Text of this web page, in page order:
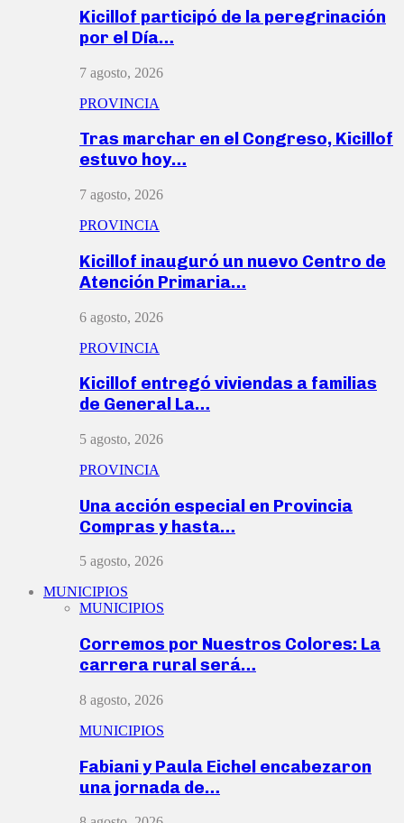
Kicillof participó de la peregrinación
por el Día…
7 agosto, 2026
PROVINCIA
Tras marchar en el Congreso, Kicillof
estuvo hoy…
7 agosto, 2026
PROVINCIA
Kicillof inauguró un nuevo Centro de
Atención Primaria…
6 agosto, 2026
PROVINCIA
Kicillof entregó viviendas a familias
de General La…
5 agosto, 2026
PROVINCIA
Una acción especial en Provincia
Compras y hasta…
5 agosto, 2026
MUNICIPIOS
MUNICIPIOS
Corremos por Nuestros Colores: La
carrera rural será…
8 agosto, 2026
MUNICIPIOS
Fabiani y Paula Eichel encabezaron
una jornada de…